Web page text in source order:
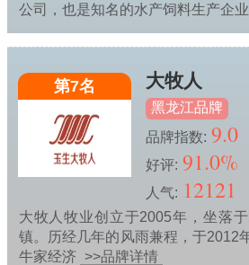
公司，也是知名的水产饲料生产企
第7名 大牧人
黑龙江品牌
品牌指数: 9.0
好评: 91.0%
人气: 12121
大牧人牧业创立于2005年，坐落
镇。历经几年的风雨兼程，于2012
牛家经济
>>品牌详情